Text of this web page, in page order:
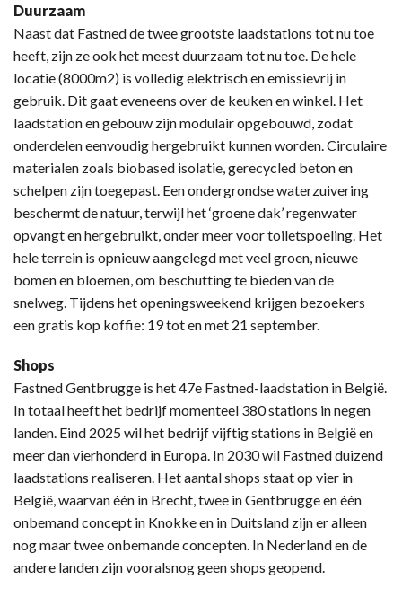
Duurzaam
Naast dat Fastned de twee grootste laadstations tot nu toe
heeft, zijn ze ook het meest duurzaam tot nu toe. De hele
locatie (8000m2) is volledig elektrisch en emissievrij in
gebruik. Dit gaat eveneens over de keuken en winkel. Het
laadstation en gebouw zijn modulair opgebouwd, zodat
onderdelen eenvoudig hergebruikt kunnen worden. Circulaire
materialen zoals biobased isolatie, gerecycled beton en
schelpen zijn toegepast. Een ondergrondse waterzuivering
beschermt de natuur, terwijl het ‘groene dak’ regenwater
opvangt en hergebruikt, onder meer voor toiletspoeling. Het
hele terrein is opnieuw aangelegd met veel groen, nieuwe
bomen en bloemen, om beschutting te bieden van de
snelweg. Tijdens het openingsweekend krijgen bezoekers
een gratis kop koffie: 19 tot en met 21 september.
Shops
Fastned Gentbrugge is het 47e Fastned-laadstation in België.
In totaal heeft het bedrijf momenteel 380 stations in negen
landen. Eind 2025 wil het bedrijf vijftig stations in België en
meer dan vierhonderd in Europa. In 2030 wil Fastned duizend
laadstations realiseren. Het aantal shops staat op vier in
België, waarvan één in Brecht, twee in Gentbrugge en één
onbemand concept in Knokke en in Duitsland zijn er alleen
nog maar twee onbemande concepten. In Nederland en de
andere landen zijn vooralsnog geen shops geopend.